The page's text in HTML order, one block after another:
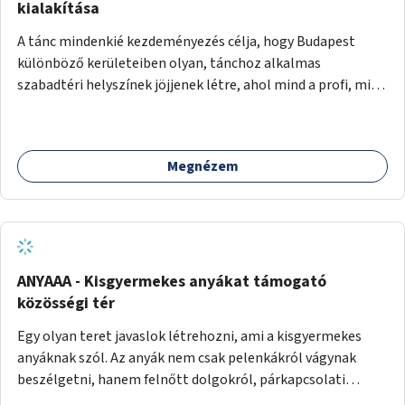
pedig tàmogatàsképpen adatna! A takarítàst kötelezően
problémàra!És ha nem rendezi, kitiltjàk a hasznàlók közül!
Remélem hasznosnak vélik majd ezt az ötletemet! Talàn
egy-két kapszulàt elfogadnék én is honoràriumképpen
kialakítása
A tánc mindenkié kezdeményezés célja, hogy Budapest
különböző kerületeiben olyan, tánchoz alkalmas
szabadtéri helyszínek jöjjenek létre, ahol mind a profi, mind
közösségi eseményeken. Ehhez olyan terek kialakítására
van szükség, ahol szabadtéri táncok szervezésére alkalmas,
egyenként 70 négyzetméter. parkokban, közterületeken
javasoljuk kialakítani.
Megnézem
ANYAAA - Kisgyermekes anyákat támogató
közösségi tér
Egy olyan teret javaslok létrehozni, ami a kisgyermekes
anyáknak szól. Az anyák nem csak pelenkákról vágynak
beszélgetni, hanem felnőtt dolgokról, párkapcsolati